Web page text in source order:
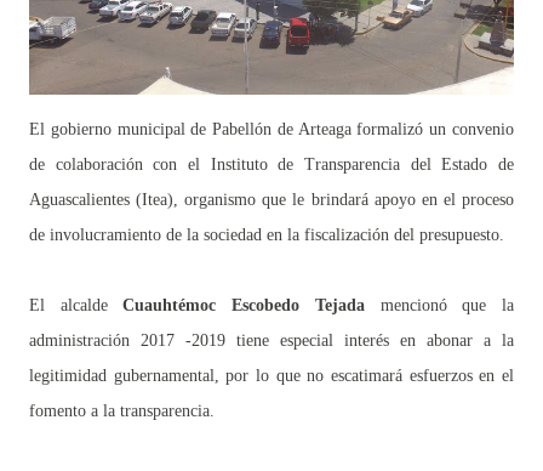
El gobierno municipal de Pabellón de Arteaga formalizó un convenio
de colaboración con el Instituto de Transparencia del Estado de
Aguascalientes (Itea), organismo que le brindará apoyo en el proceso
de involucramiento de la sociedad en la fiscalización del presupuesto.
El alcaldeCuauhtémoc Escobedo Tejadamencionó que la
administración 2017 -2019 tiene especial interés en abonar a la
legitimidad gubernamental, por lo que no escatimará esfuerzos en el
fomento a la transparencia.